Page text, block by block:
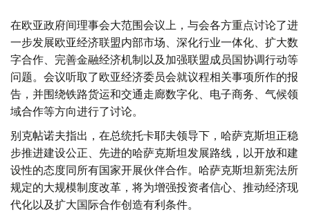
在欧亚政府间理事会大范围会议上，与会各方重点讨论了进
一步发展欧亚经济联盟内部市场、深化行业一体化、扩大数
字合作、完善金融经济机制以及加强联盟成员国协调行动等
问题。会议听取了欧亚经济委员会就议程相关事项所作的报
告，并围绕铁路货运和交通走廊数字化、电子商务、气候领
域合作等方向进行了讨论。
别克帖诺夫指出，在总统托卡耶夫领导下，哈萨克斯坦正稳
步推进建设公正、先进的哈萨克斯坦发展路线，以开放和建
设性的态度同所有国家开展伙伴合作。哈萨克斯坦新宪法所
规定的大规模制度改革，将为增强投资者信心、推动经济现
代化以及扩大国际合作创造有利条件。